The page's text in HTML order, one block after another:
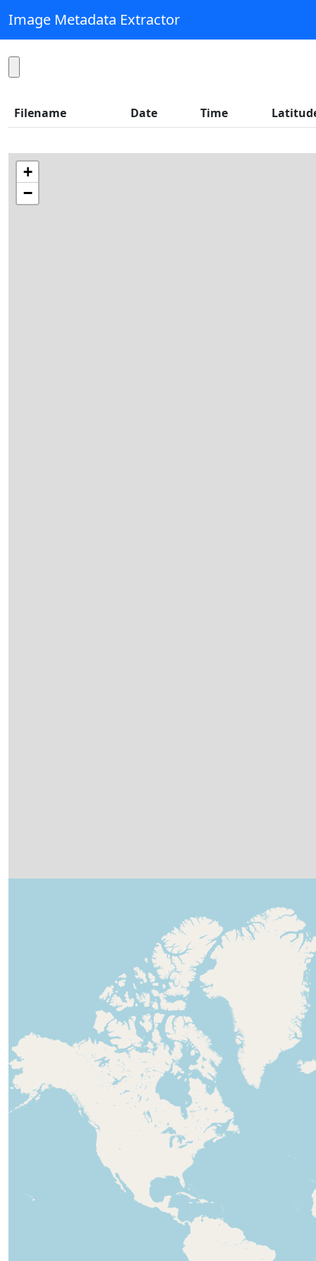
Image Metadata Extractor
Filename Date Time
+
−